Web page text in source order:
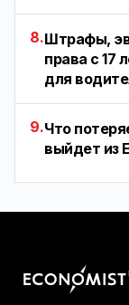
8.Штрафы,
права с 17
для
9.Что
выйдет из